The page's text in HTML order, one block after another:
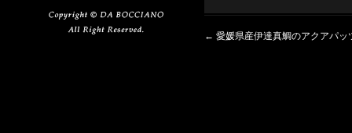
← 愛媛県産伊達真鯛のアクアパッ